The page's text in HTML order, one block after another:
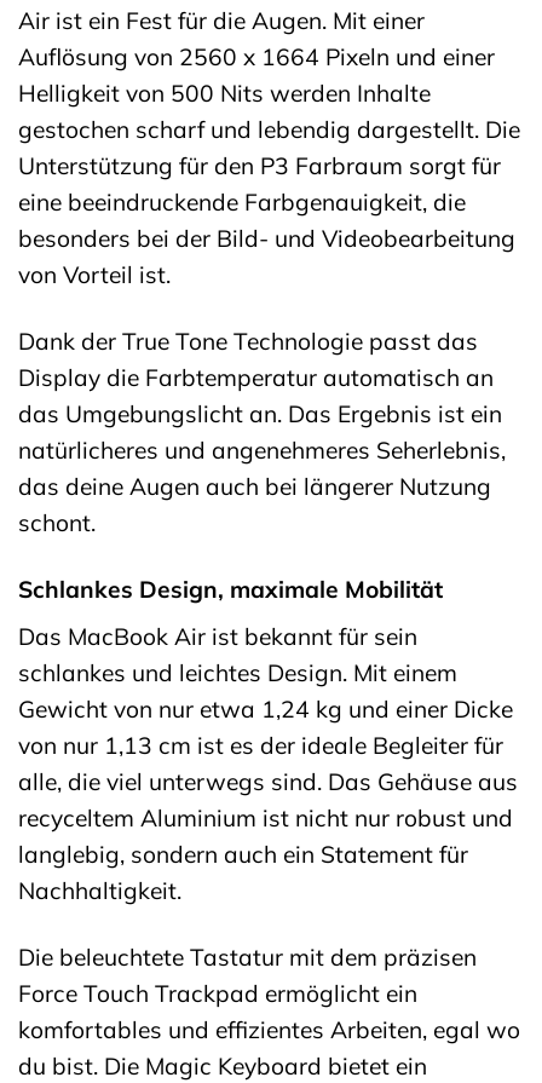
Air ist ein Fest für die Augen. Mit einer
Auflösung von 2560 x 1664 Pixeln und einer
Helligkeit von 500 Nits werden Inhalte
gestochen scharf und lebendig dargestellt. Die
Unterstützung für den P3 Farbraum sorgt für
eine beeindruckende Farbgenauigkeit, die
besonders bei der Bild- und Videobearbeitung
von Vorteil ist.
Dank der True Tone Technologie passt das
Display die Farbtemperatur automatisch an
das Umgebungslicht an. Das Ergebnis ist ein
natürlicheres und angenehmeres Seherlebnis,
das deine Augen auch bei längerer Nutzung
schont.
Schlankes Design, maximale Mobilität
Das MacBook Air ist bekannt für sein
schlankes und leichtes Design. Mit einem
Gewicht von nur etwa 1,24 kg und einer Dicke
von nur 1,13 cm ist es der ideale Begleiter für
alle, die viel unterwegs sind. Das Gehäuse aus
recyceltem Aluminium ist nicht nur robust und
langlebig, sondern auch ein Statement für
Nachhaltigkeit.
Die beleuchtete Tastatur mit dem präzisen
Force Touch Trackpad ermöglicht ein
komfortables und effizientes Arbeiten, egal wo
du bist. Die Magic Keyboard bietet ein